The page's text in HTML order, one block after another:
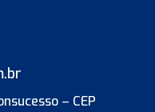
– CEP